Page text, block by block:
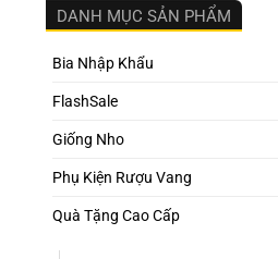
DANH MỤC SẢN PHẨM
Bia Nhập Khẩu
FlashSale
Giống Nho
Phụ Kiện Rượu Vang
Quà Tặng Cao Cấp